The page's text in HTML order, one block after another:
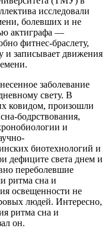
исследовали
болевших и не
актиграфа —
фитнес-браслету,
и записывает движения
заболевание
свету. В
ковидом, произошли
бодрствования,
и
биотехнологий и
света днем и
переболевшие
ритма сна и
освещенности не
людей. Интересно,
ритма сна и
он.